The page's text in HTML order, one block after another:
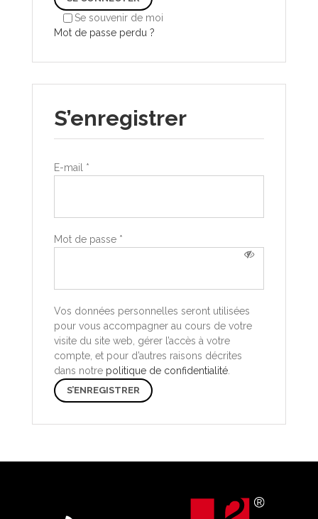
Se souvenir de moi
Mot de passe perdu ?
S’enregistrer
E-mail *
Mot de passe *
Vos données personnelles seront utilisées
pour vous accompagner au cours de votre
visite du site web, gérer l’accès à votre
compte, et pour d’autres raisons décrites
dans notre politique de confidentialité.
S’ENREGISTRER